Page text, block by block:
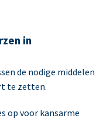
in
de nodige middelen
te zetten.
op voor kansarme